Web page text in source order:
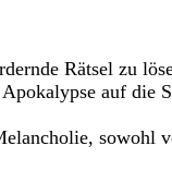
Rätsel zu
auf die
sowohl